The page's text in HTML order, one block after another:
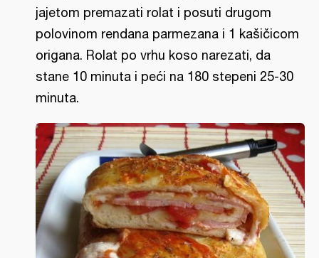
jajetom premazati rolat i posuti drugom
polovinom rendana parmezana i 1 kašičicom
origana. Rolat po vrhu koso narezati, da
stane 10 minuta i peći na 180 stepeni 25-30
minuta.